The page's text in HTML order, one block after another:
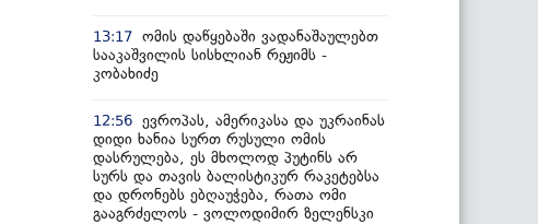
13:17 ომის დაწყებაში ვადანაშაულებთ
სააკაშვილის სისხლიან რეჟიმს -
კობახიძე
12:56 ევროპას, ამერიკასა და უკრაინას
დიდი ხანია სურთ რუსული ომის
დასრულება, ეს მხოლოდ პუტინს არ
სურს და თავის ბალისტიკურ რაკეტებსა
და დრონებს ებღაუჭება, რათა ომი
გააგრძელოს - ვოლოდიმირ ზელენსკი